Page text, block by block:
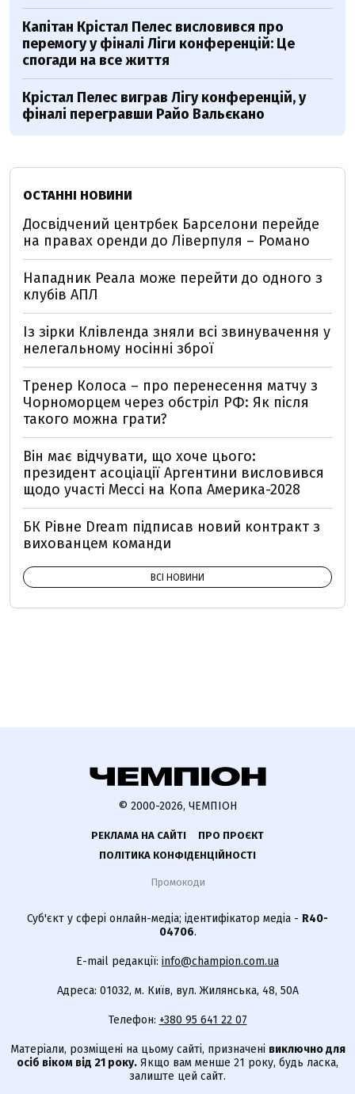
Капітан Крістал Пелес висловився про
перемогу у фіналі Ліги конференцій: Це
спогади на все життя
Крістал Пелес виграв Лігу конференцій, у
фіналі перегравши Райо Вальєкано
ОСТАННІ НОВИНИ
Досвідчений центрбек Барселони перейде
на правах оренди до Ліверпуля – Романо
Нападник Реала може перейти до одного з
клубів АПЛ
Із зірки Клівленда зняли всі звинувачення у
нелегальному носінні зброї
Тренер Колоса – про перенесення матчу з
Чорноморцем через обстріл РФ: Як після
такого можна грати?
Він має відчувати, що хоче цього:
президент асоціації Аргентини висловився
щодо участі Мессі на Копа Америка-2028
БК Рівне Dream підписав новий контракт з
вихованцем команди
ВСІ НОВИНИ
© 2000-2026, ЧЕМПІОН
РЕКЛАМА НА САЙТІ
ПРО ПРОЄКТ
ПОЛІТИКА КОНФІДЕНЦІЙНОСТІ
Промокоди
Суб'єкт у сфері онлайн-медіа; ідентифікатор медіа - R40-
04706.
E-mail редакції: info@champion.com.ua
Адреса: 01032, м. Київ, вул. Жилянська, 48, 50А
Телефон: +380 95 641 22 07
Матеріали, розміщені на цьому сайті, призначені виключно для
осіб віком від 21 року. Якщо вам менше 21 року, будь ласка,
залиште цей сайт.